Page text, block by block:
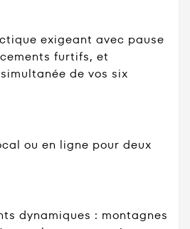
exigeant avec pause
furtifs, et
de vos six
ou en ligne pour deux
dynamiques : montagnes